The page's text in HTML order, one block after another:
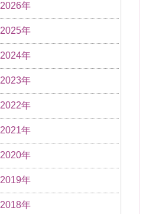
2026年
2025年
2024年
2023年
2022年
2021年
2020年
2019年
2018年